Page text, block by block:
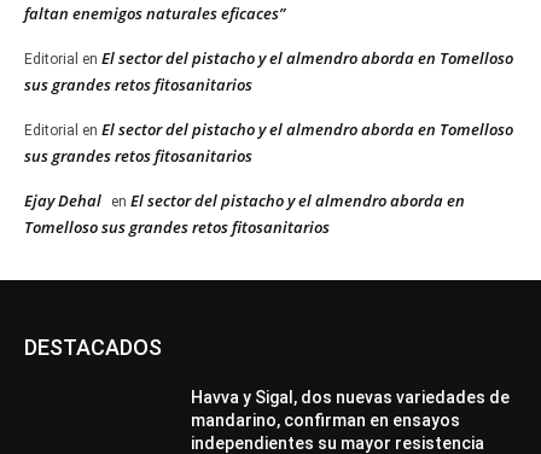
faltan enemigos naturales eficaces”
Editorial en El sector del pistacho y el almendro aborda en Tomelloso
sus grandes retos fitosanitarios
Editorial en El sector del pistacho y el almendro aborda en Tomelloso
sus grandes retos fitosanitarios
Ejay Dehal en El sector del pistacho y el almendro aborda en
Tomelloso sus grandes retos fitosanitarios
DESTACADOS
Havva y Sigal, dos nuevas variedades de
mandarino, confirman en ensayos
independientes su mayor resistencia